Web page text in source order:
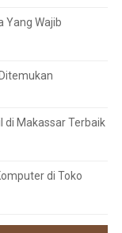
Yang Wajib
di Makassar Terbaik
di Toko